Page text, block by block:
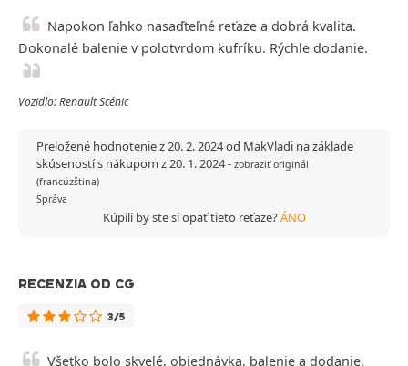
Napokon ľahko nasaďteľné reťaze a dobrá kvalita.
Dokonalé balenie v polotvrdom kufríku. Rýchle dodanie.
Vozidlo: Renault Scénic
Preložené hodnotenie z 20. 2. 2024 od MakVladi na základe
skúseností s nákupom z 20. 1. 2024- zobraziť originál
(francúzština)
Správa
Kúpili by ste si opäť tieto reťaze?ÁNO
RECENZIA OD CG
3/5
Všetko bolo skvelé, objednávka, balenie a dodanie.